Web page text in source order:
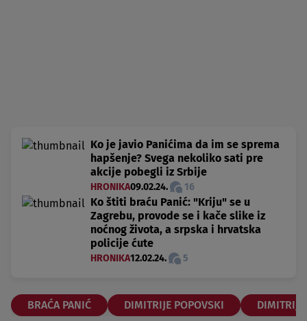
Ko je javio Panićima da im se sprema
hapšenje? Svega nekoliko sati pre
akcije pobegli iz Srbije
HRONIKA09.02.24. 16
Ko štiti braću Panić: "Kriju" se u
Zagrebu, provode se i kače slike iz
noćnog života, a srpska i hrvatska
policije ćute
HRONIKA12.02.24. 5
BRAĆA PANIĆ DIMITRIJE POPOVSKI